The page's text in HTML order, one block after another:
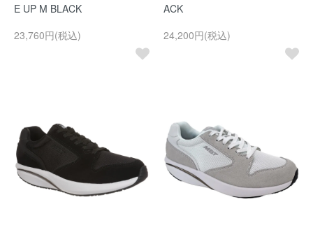
E UP M BLACK
23,760円(税込)
ACK
24,200円(税込)